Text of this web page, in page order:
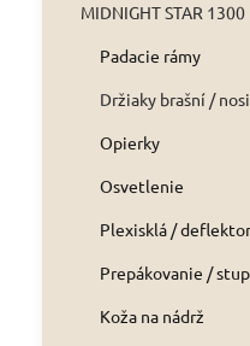
MIDNIGHT STAR 1300
Padacie rámy
Držiaky brašní /
Opierky
Osvetlenie
Plexisklá /
Prepákovanie /
Koža na nádrž